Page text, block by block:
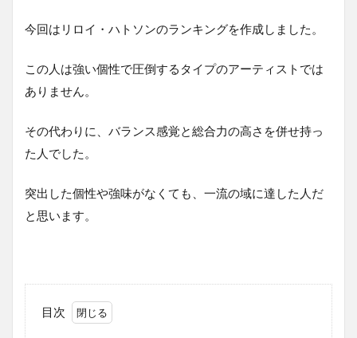
今回はリロイ・ハトソンのランキングを作成しました。
この人は強い個性で圧倒するタイプのアーティストでは
ありません。
その代わりに、バランス感覚と総合力の高さを併せ持っ
た人でした。
突出した個性や強味がなくても、一流の域に達した人だ
と思います。
目次